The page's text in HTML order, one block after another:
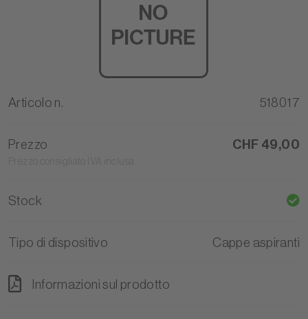
Articolo n. 518017
Prezzo CHF 49,00
Stock
Tipo di dispositivo Cappe aspiranti
Informazioni sul prodotto